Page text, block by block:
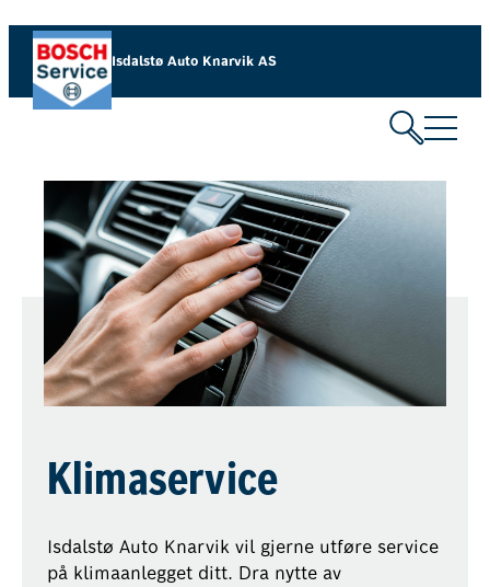
Isdalstø Auto Knarvik AS
Klimaservice
Isdalstø Auto Knarvik vil gjerne utføre service
på klimaanlegget ditt. Dra nytte av